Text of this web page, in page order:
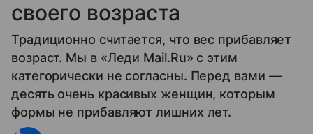
своего возраста
Традиционно считается, что вес прибавляет
возраст. Мы в «Леди Mail.Ru» с этим
категорически не согласны. Перед вами —
десять очень красивых женщин, которым
формы не прибавляют лишних лет.